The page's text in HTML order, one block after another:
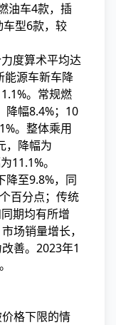
油车4款，插
型6款，较
度算术平均达
能源车新车降
。常规燃
降幅8.4%；10
。整体乘用
，降幅为
11.1%。
降至9.8%，同
百分点；传统
期均有所增
场销量增长，
善。2023年1
格下限的情